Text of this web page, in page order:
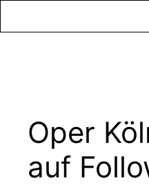
Oper
auf